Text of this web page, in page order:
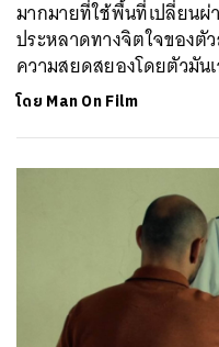
มากมายที่ใช้พื้นที่เปลี่ยนผ่
ประหลาดทางจิตใจของ
ความสยดสยองโดยตัวมัน
โดย Man On Film